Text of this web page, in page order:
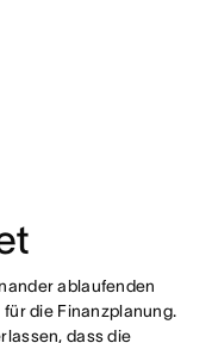
ablaufenden
die Finanzplanung.
dass die